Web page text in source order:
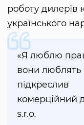
роботу дилерів
українського
«Я люблю
вони
підкреслив
комерційний
s.r.o.